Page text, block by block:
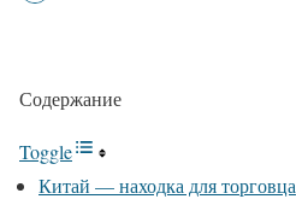
Содержание
Toggle
Китай — находка для торговца